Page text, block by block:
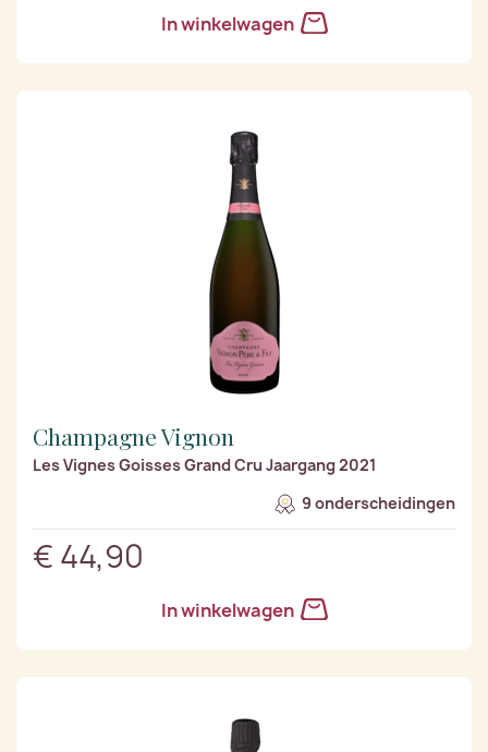
In winkelwagen
Champagne Vignon
Les Vignes Goisses Grand Cru Jaargang 2021
9 onderscheidingen
€ 44,90
In winkelwagen